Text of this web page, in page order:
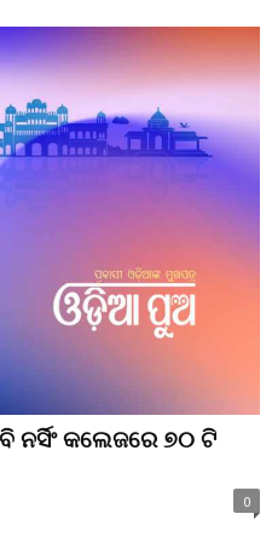
ନର୍ସିଂ କଲେଜରେ ୭୦ ଟି
0